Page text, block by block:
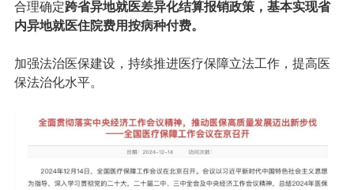
合理确定跨省异地就医差异化结算报销政策，基本实现省
内异地就医住院费用按病种付费。
加强法治医保建设，持续推进医疗保障立法工作，提高医
保法治化水平。